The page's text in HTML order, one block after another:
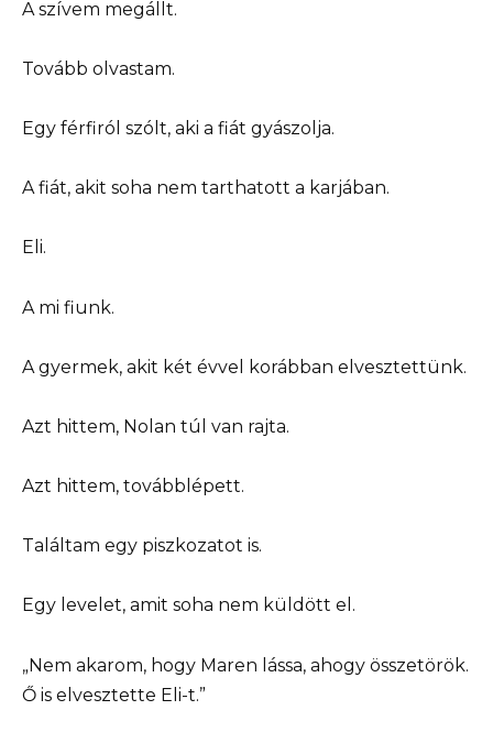
A szívem megállt.
Tovább olvastam.
Egy férfiról szólt, aki a fiát gyászolja.
A fiát, akit soha nem tarthatott a karjában.
Eli.
A mi fiunk.
A gyermek, akit két évvel korábban elvesztettünk.
Azt hittem, Nolan túl van rajta.
Azt hittem, továbblépett.
Találtam egy piszkozatot is.
Egy levelet, amit soha nem küldött el.
„Nem akarom, hogy Maren lássa, ahogy összetörök.
Ő is elvesztette Eli-t.”